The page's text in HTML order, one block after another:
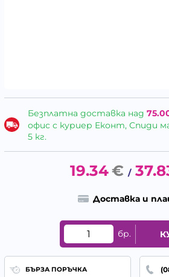
Безплатна доставка над
офис с куриер Еконт, Спиди
5 кг.
19.34€ /
Доставка и
бр.
БЪРЗА ПОРЪЧКА